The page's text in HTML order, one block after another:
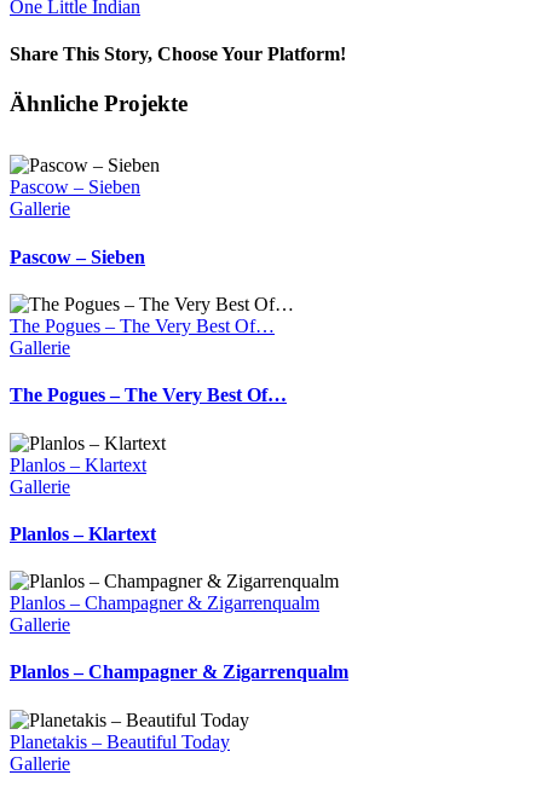
One Little Indian
Share This Story, Choose Your Platform!
Facebook
X
Reddit
LinkedIn
Tumblr
Pinterest
Vk
E-
Ähnliche Projekte
Pascow – Sieben
Gallerie
Pascow – Sieben
The Pogues – The Very Best Of…
Gallerie
The Pogues – The Very Best Of…
Planlos – Klartext
Gallerie
Planlos – Klartext
Planlos – Champagner & Zigarrenqualm
Gallerie
Planlos – Champagner & Zigarrenqualm
Planetakis – Beautiful Today
Gallerie